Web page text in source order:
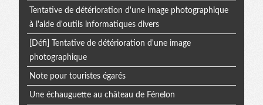
Tentative de détérioration d'une image photographique
à l'aide d'outils informatiques divers
[Défi] Tentative de détérioration d'une image
photographique
Note pour touristes égarés
Une échauguette au château de Fénelon